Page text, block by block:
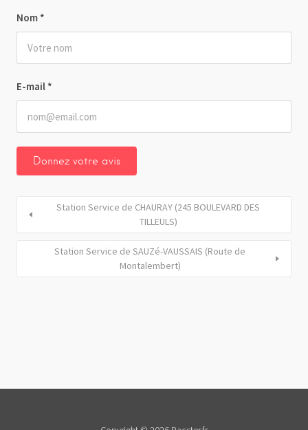
Nom *
E-mail *
Station Service de CHAURAY (245 BOULEVARD DES
TILLEULS)
Station Service de SAUZé-VAUSSAIS (Route de
Montalembert)